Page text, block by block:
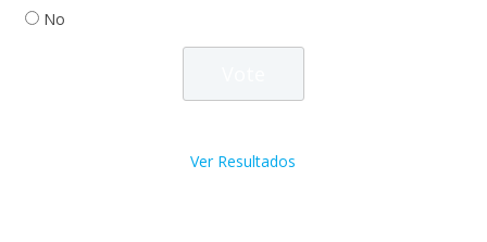
No
Ver Resultados